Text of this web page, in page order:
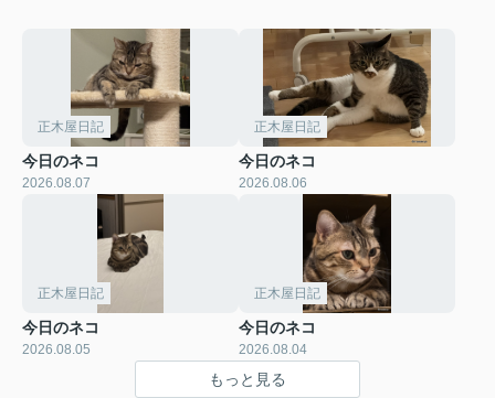
正木屋日記
今日のネコ
2026.08.07
正木屋日記
今日のネコ
2026.08.06
正木屋日記
今日のネコ
2026.08.05
正木屋日記
今日のネコ
2026.08.04
もっと見る